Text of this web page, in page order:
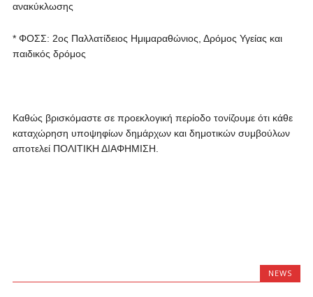
ανακύκλωσης
* ΦΟΣΣ: 2ος Παλλατίδειος Ημιμαραθώνιος, Δρόμος Υγείας και
παιδικός δρόμος
Καθώς βρισκόμαστε σε προεκλογική περίοδο τονίζουμε ότι κάθε
καταχώρηση υποψηφίων δημάρχων και δημοτικών συμβούλων
αποτελεί ΠΟΛΙΤΙΚΗ ΔΙΑΦΗΜΙΣΗ.
NEWS